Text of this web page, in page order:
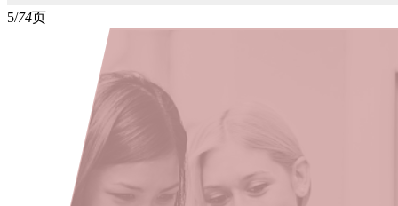
5/74页